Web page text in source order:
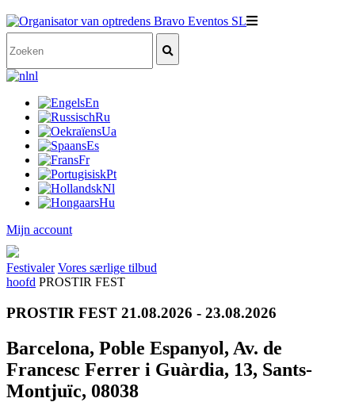
nl
En
Ru
Ua
Es
Fr
Pt
Nl
Hu
Mijn account
Festivaler Vores særlige tilbud
hoofd PROSTIR FEST
PROSTIR FEST 21.08.2026 - 23.08.2026
Barcelona, Poble Espanyol, Av. de
Francesc Ferrer i Guàrdia, 13, Sants-
Montjuïc, 08038